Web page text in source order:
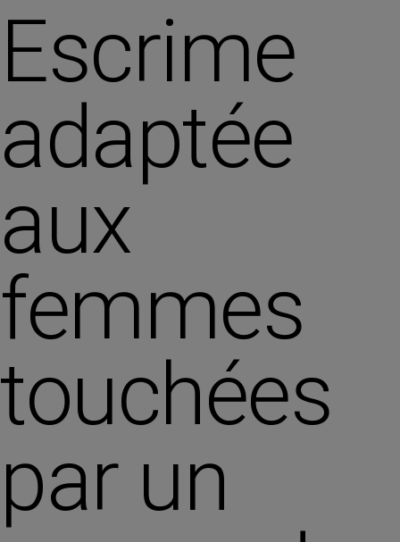
Escrime
adaptée
aux
femmes
touchées
par un